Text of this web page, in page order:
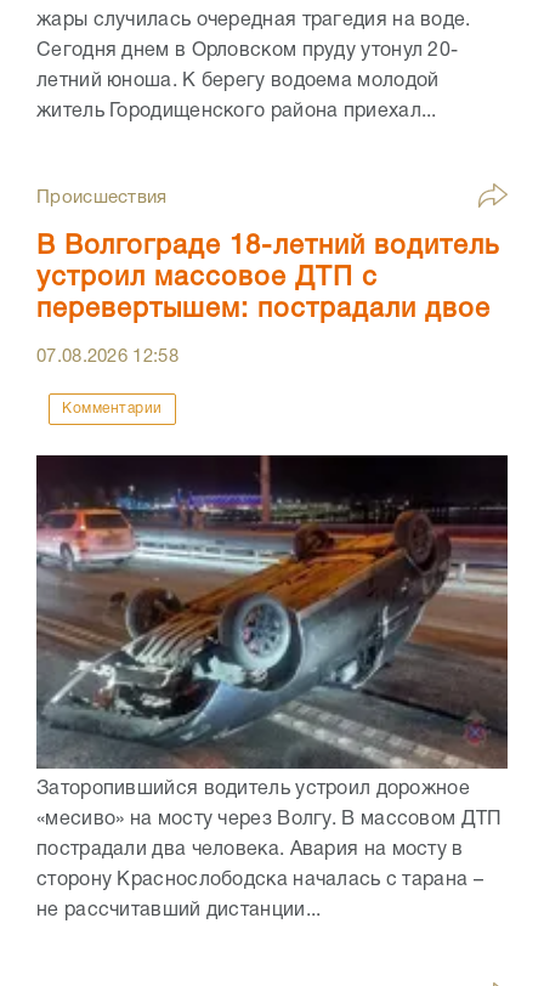
жары случилась очередная трагедия на воде.
Сегодня днем в Орловском пруду утонул 20-
летний юноша. К берегу водоема молодой
житель Городищенского района приехал...
Происшествия
В Волгограде 18-летний водитель
устроил массовое ДТП с
перевертышем: пострадали двое
07.08.2026 12:58
Комментарии
Заторопившийся водитель устроил дорожное
«месиво» на мосту через Волгу. В массовом ДТП
пострадали два человека. Авария на мосту в
сторону Краснослободска началась с тарана –
не рассчитавший дистанции...